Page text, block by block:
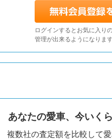
ログインするとお気に入り
管理が出来るようになります
あなたの愛車、今いく
複数社の査定額を比較して